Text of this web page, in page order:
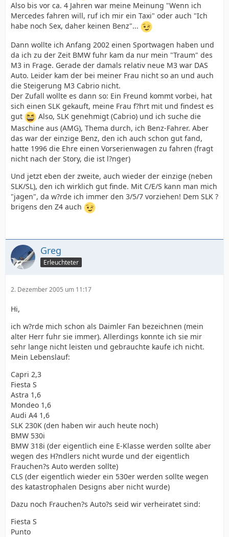
Also bis vor ca. 4 Jahren war meine Meinung "Wenn ich
Mercedes fahren will, ruf ich mir ein Taxi" oder auch "Ich
habe noch Sex, daher keinen Benz"...
Dann wollte ich Anfang 2002 einen Sportwagen haben und
da ich zu der Zeit BMW fuhr kam da nur mein "Traum" des
M3 in Frage. Gerade der damals relativ neue M3 war DAS
Auto. Leider kam der bei meiner Frau nicht so an und auch
die Steigerung M3 Cabrio nicht.
Der Zufall wollte es dann so: Ein Freund kommt vorbei, hat
sich einen SLK gekauft, meine Frau f?hrt mit und findest es
gut
Also, SLK genehmigt (Cabrio) und ich suche die
Maschine aus (AMG), Thema durch, ich Benz-Fahrer. Aber
das war der einzige Benz, den ich auch schon gut fand,
hatte 1996 die Ehre einen Vorserienwagen zu fahren (fragt
nicht nach der Story, die ist l?nger)
Und jetzt eben der zweite, auch wieder der einzige (neben
SLK/SL), den ich wirklich gut finde. Mit C/E/S kann man mich
"jagen", da w?rde ich immer den 3/5/7 vorziehen! Dem SLK ?
brigens den Z4 auch
Greg
Erleuchteter
2. Dezember 2005 um 11:17
Hi,
ich w?rde mich schon als Daimler Fan bezeichnen (mein
alter Herr fuhr sie immer). Allerdings konnte ich sie mir
sehr lange nicht leisten und gebrauchte kaufe ich nicht.
Mein Lebenslauf:
Capri 2,3
Fiesta S
Astra 1,6
Mondeo 1,6
Audi A4 1,6
SLK 230K (den haben wir auch heute noch)
BMW 530i
BMW 318i (der eigentlich eine E-Klasse werden sollte aber
wegen des H?ndlers nicht wurde und der eigentlich
Frauchen?s Auto werden sollte)
CLS (der eigentlich wieder ein 530er werden sollte wegen
des katastrophalen Designs aber nicht wurde)
Dazu noch Frauchen?s Auto?s seid wir verheiratet sind:
Fiesta S
Punto